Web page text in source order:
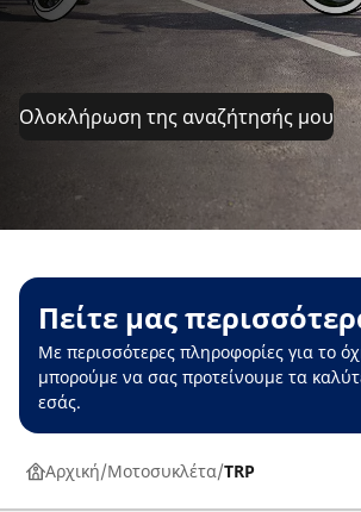
Ολοκλήρωση της αναζήτησής μου
Πείτε μας
Με περισσότερες πληροφορίες για το
μπορούμε να σας προτείνουμε τα
εσάς.
Αρχική Μοτοσυκλέτα TRP